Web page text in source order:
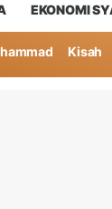
EKONOMI
Kisah